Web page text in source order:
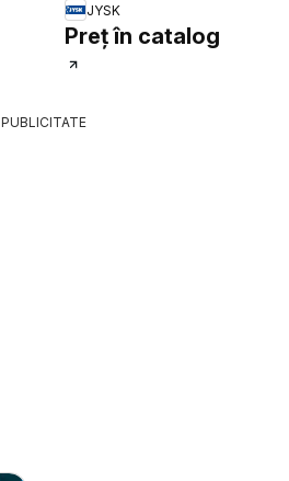
JYSK
Preț în catalog
PUBLICITATE